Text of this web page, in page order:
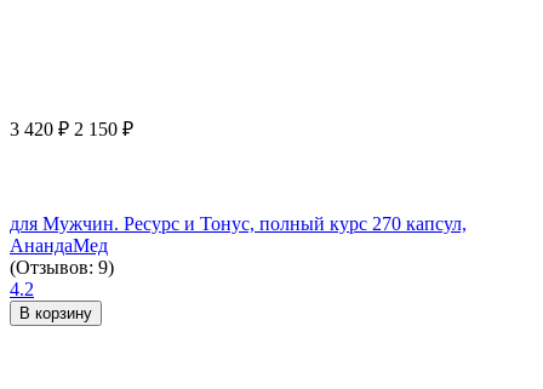
3 420 ₽ 2 150 ₽
для Мужчин. Ресурс и Тонус, полный курс 270 капсул,
АнандаМед
(Отзывов: 9)
4.2
В корзину